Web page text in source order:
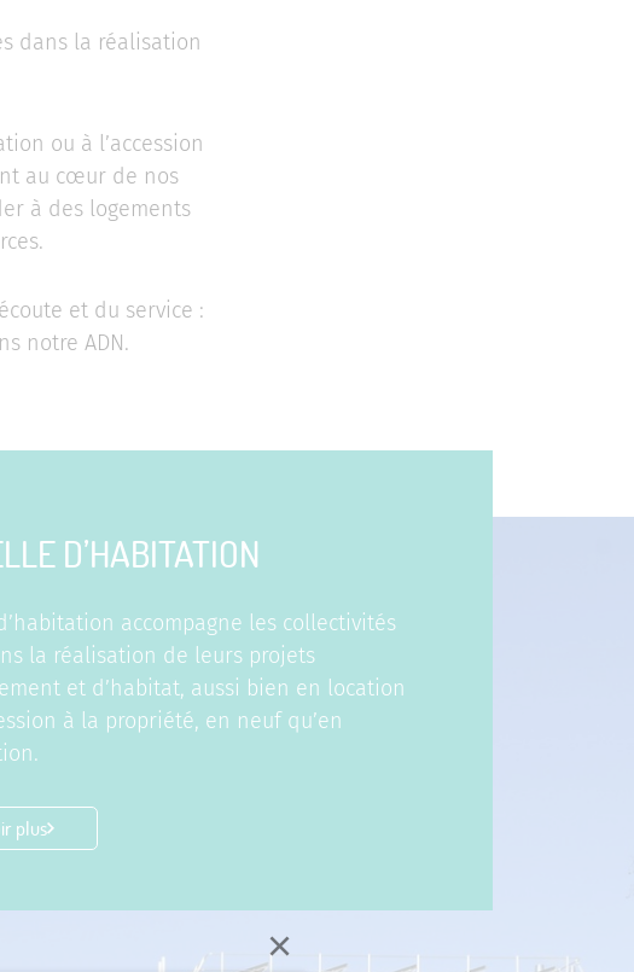
×
dans la réalisation
ou à l’accession
au cœur de nos
à des logements
et du service :
notre ADN.
D’HABITATION
accompagne les collectivités
la réalisation de leurs projets
et d’habitat, aussi bien en location
à la propriété, en neuf qu’en
plus